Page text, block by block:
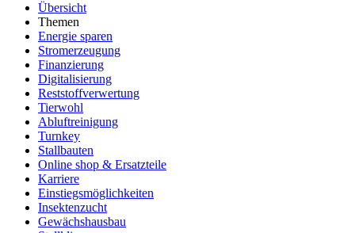
Übersicht
Themen
Energie sparen
Stromerzeugung
Finanzierung
Digitalisierung
Reststoffverwertung
Tierwohl
Abluftreinigung
Turnkey
Stallbauten
Online shop & Ersatzteile
Karriere
Einstiegsmöglichkeiten
Insektenzucht
Gewächshausbau